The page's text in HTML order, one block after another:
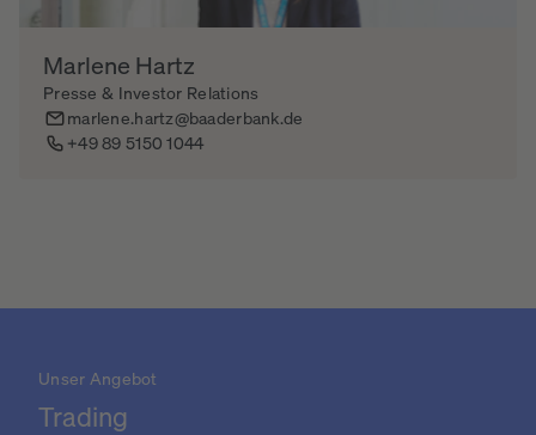
Marlene Hartz
Presse & Investor Relations
marlene.hartz@baaderbank.de
+49 89 5150 1044
Unser Angebot
Trading